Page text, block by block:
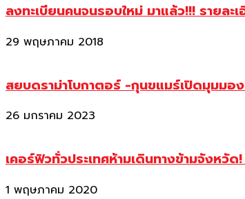
ลงทะเบียนคนจนรอบใหม่ มาแล้ว!!! รายล
29 พฤษภาคม 2018
สยบดราม่าโบกาตอร์ -กุนขแมร์เปิดมุมมอ
26 มกราคม 2023
เคอร์ฟิวทั่วประเทศห้ามเดินทางข้ามจังหวัด
1 พฤษภาคม 2020